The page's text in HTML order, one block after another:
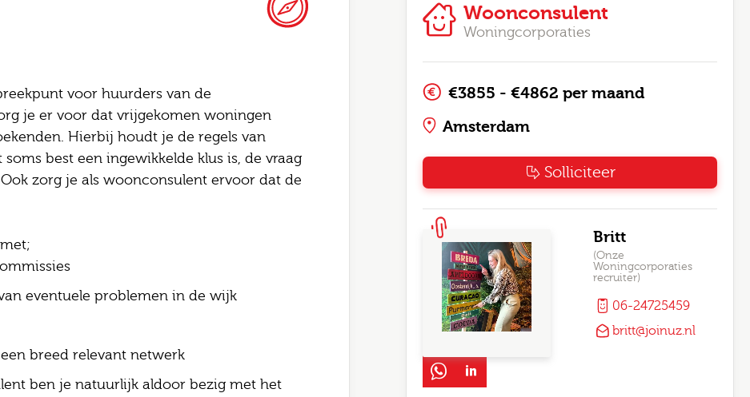
voor huurders van de
je er voor dat vrijgekomen woningen
Hierbij houdt je de regels van
best een ingewikkelde klus is, de vraag
zorg je als woonconsulent ervoor dat de
eventuele problemen in de wijk
breed relevant netwerk
ben je natuurlijk aldoor bezig met het
Woonconsulent
Woningcorporaties
€3855 - €4862 per maand
Amsterdam
Solliciteer
Britt
(Onze
Woningcorporaties
recruiter)
06-24725459
britt@joinuz.nl
Altijd als 1e op de hoogte van de
nieuwste vacatures als je een job
Bel me terug
mail